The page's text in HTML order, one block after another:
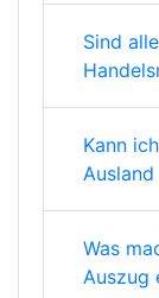
Sind
Kann
Was
Auszug